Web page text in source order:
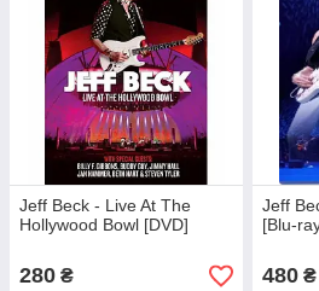
Jeff Beck - Live At The
Hollywood Bowl [DVD]
280 ₴
Jeff
[Blu-
480₴